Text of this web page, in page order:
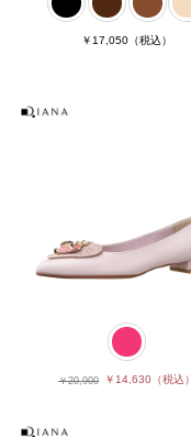
￥17,050 （税込）
￥20,900 ￥14,630 （税込）